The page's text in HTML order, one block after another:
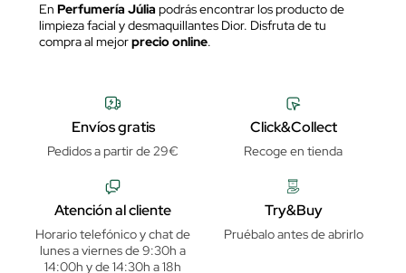
En Perfumería Júlia podrás encontrar los producto de
limpieza facial y desmaquillantes Dior. Disfruta de tu
compra al mejorprecio online.
Envíos gratis
Pedidos a partir de 29€
Click&Collect
Recoge en tienda
Atención al cliente
Horario telefónico y chat de
lunes a viernes de 9:30h a
14:00h y de 14:30h a 18h
Try&Buy
Pruébalo antes de abrirlo